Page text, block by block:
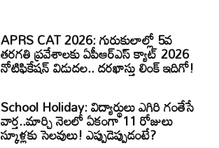
APRS CAT 2026: గురుకులాల్లో 5వ
తరగతి ప్రవేశాలకు ఏపీఆర్‌ఎస్‌ క్యాట్‌ 2026
నోటిఫికేషన్‌ విడుదల.. దరఖాస్తు లింక్‌ ఇదిగో!
School Holiday: విద్యార్థులు ఎగిరి గంతేసే
వార్త..మార్చి నెలలో ఏకంగా 11 రోజులు
స్కూళ్లకు సెలవులు! ఎప్పుడెప్పుడంటే?